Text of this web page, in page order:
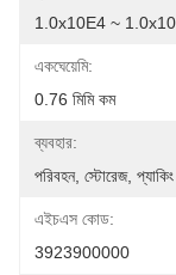
1.0x10E4 ~
একঘেয়েমি:
0.76 মিমি কম
ব্যবহার:
পরিবহন, স্টোরেজ, প্যাকিং
এইচএস কোড:
3923900000